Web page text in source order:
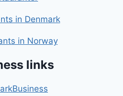
in Denmark
in Norway
links